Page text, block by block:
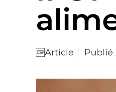
Article Publié